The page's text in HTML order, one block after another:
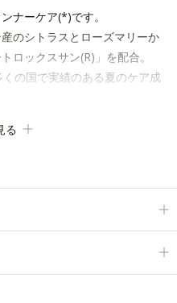
ナーケア(*)です。
のシトラスとローズマリーか
ロックスサン(R)」を配合。
の国で実績のある夏のケア成
ートします。
Cを中心とした栄養成分の
る